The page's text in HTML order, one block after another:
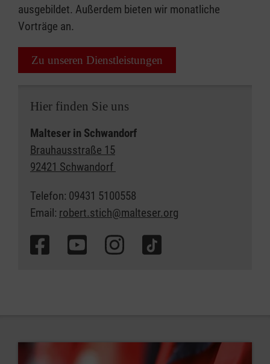
ausgebildet. Außerdem bieten wir monatliche
Vorträge an.
Zu unseren Dienstleistungen
Hier finden Sie uns
Malteser in Schwandorf
Brauhausstraße 15
92421 Schwandorf
Telefon: 09431 5100558
Email: robert.stich@malteser.org